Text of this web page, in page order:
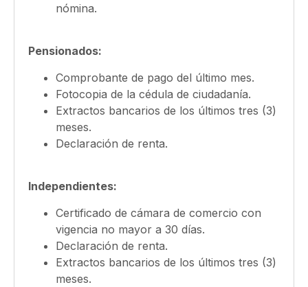
nómina.
Pensionados:
Comprobante de pago del último mes.
Fotocopia de la cédula de ciudadanía.
Extractos bancarios de los últimos tres (3)
meses.
Declaración de renta.
Independientes:
Certificado de cámara de comercio con
vigencia no mayor a 30 días.
Declaración de renta.
Extractos bancarios de los últimos tres (3)
meses.